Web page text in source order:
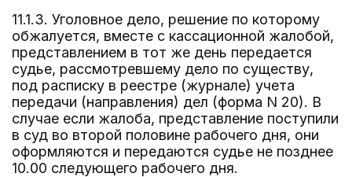
11.1.3. Уголовное дело, решение по которому
обжалуется, вместе с кассационной жалобой,
представлением в тот же день передается
судье, рассмотревшему дело по существу,
под расписку в реестре (журнале) учета
передачи (направления) дел (форма N 20). В
случае если жалоба, представление поступили
в суд во второй половине рабочего дня, они
оформляются и передаются судье не позднее
10.00 следующего рабочего дня.